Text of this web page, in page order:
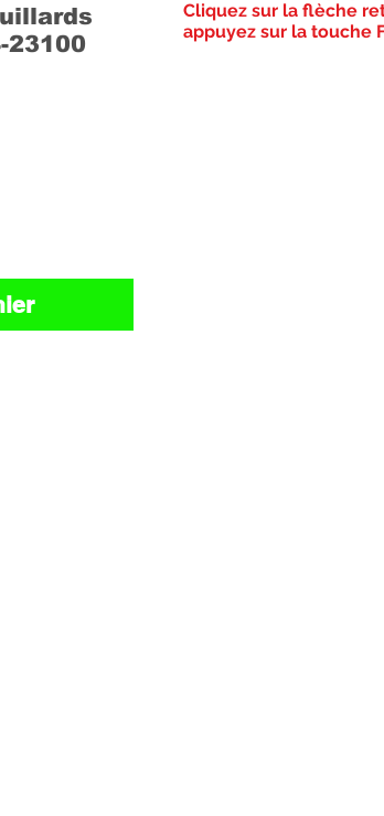
23100
Cliquez sur la flèche
appuyez sur la touche